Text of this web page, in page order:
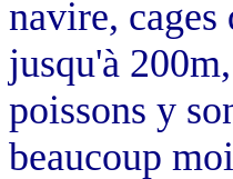
navire, cages
jusqu'à
poissons y
beaucoup